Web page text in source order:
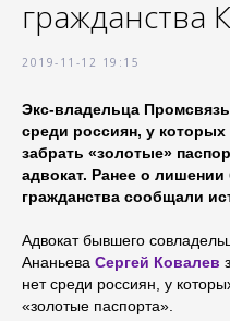
гражданства
2019-11-12 19:15
Экс-владельца
среди россиян, у
забрать «золотые»
адвокат. Ранее о лишении
гражданства сообщали
Адвокат бывшего
Ананьева Сергей Ковалев
нет среди россиян, у
«золотые паспорта».